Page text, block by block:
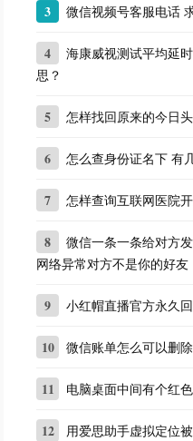
3 微信视频号客服电话
4
海康威视测试平均延
思？
5 怎样找回原来的今日
6 怎么查身份证名下 有
7 怎样查询互联网医院
8
微信一条一条给对方
网络异常对方不是你的好友
9 小红帽直播官方永久
10 微信账单怎么可以删
11 电脑桌面中间有个红
12
用爱思助手虚拟定位